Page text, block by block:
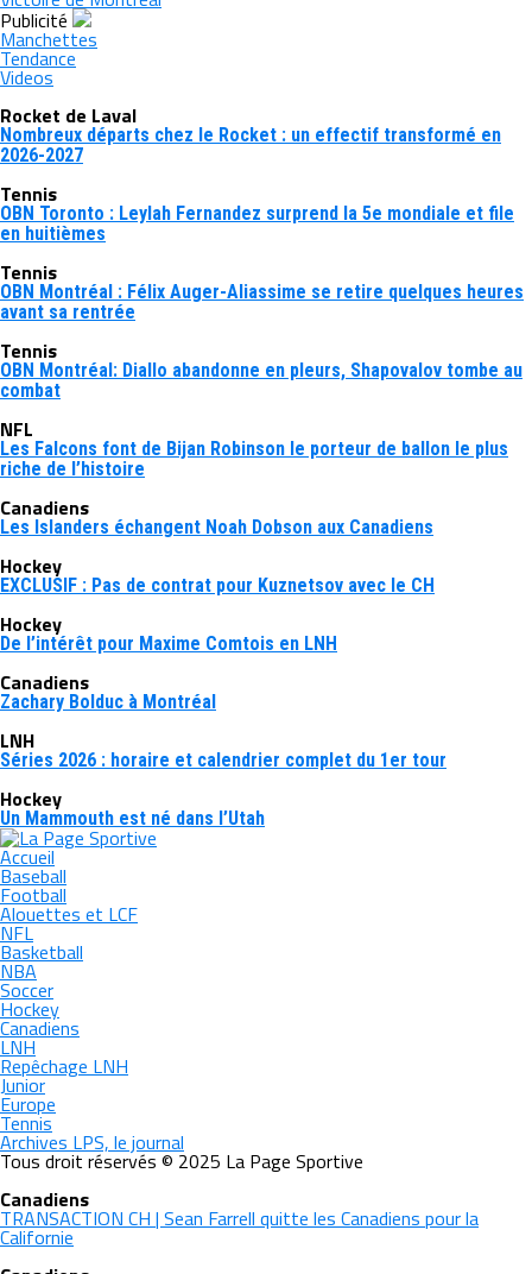
Publicité
Manchettes
Tendance
Videos
Rocket de Laval
Nombreux départs chez le Rocket : un effectif transformé en
2026-2027
Tennis
OBN Toronto : Leylah Fernandez surprend la 5e mondiale et file
en huitièmes
Tennis
OBN Montréal : Félix Auger-Aliassime se retire quelques heures
avant sa rentrée
Tennis
OBN Montréal: Diallo abandonne en pleurs, Shapovalov tombe au
combat
NFL
Les Falcons font de Bijan Robinson le porteur de ballon le plus
riche de l’histoire
Canadiens
Les Islanders échangent Noah Dobson aux Canadiens
Hockey
EXCLUSIF : Pas de contrat pour Kuznetsov avec le CH
Hockey
De l’intérêt pour Maxime Comtois en LNH
Canadiens
Zachary Bolduc à Montréal
LNH
Séries 2026 : horaire et calendrier complet du 1er tour
Hockey
Un Mammouth est né dans l’Utah
Accueil
Baseball
Football
Alouettes et LCF
NFL
Basketball
NBA
Soccer
Hockey
Canadiens
LNH
Repêchage LNH
Junior
Europe
Tennis
Archives LPS, le journal
Tous droit réservés © 2025 La Page Sportive
Canadiens
TRANSACTION CH | Sean Farrell quitte les Canadiens pour la
Californie